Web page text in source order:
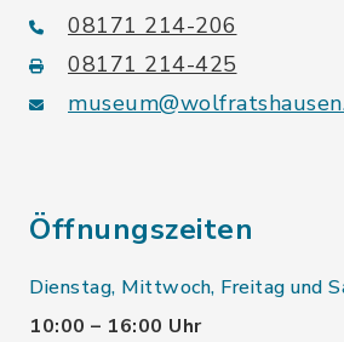
08171 214-206
08171 214-425
Öffnungszeiten
Dienstag, Mittwoch, Freitag und
10:00 – 16:00 Uhr